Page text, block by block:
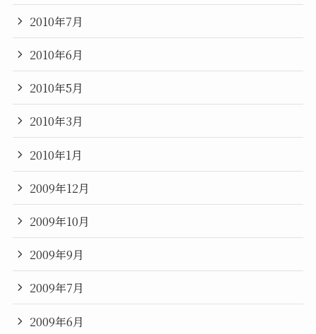
2010年7月
2010年6月
2010年5月
2010年3月
2010年1月
2009年12月
2009年10月
2009年9月
2009年7月
2009年6月